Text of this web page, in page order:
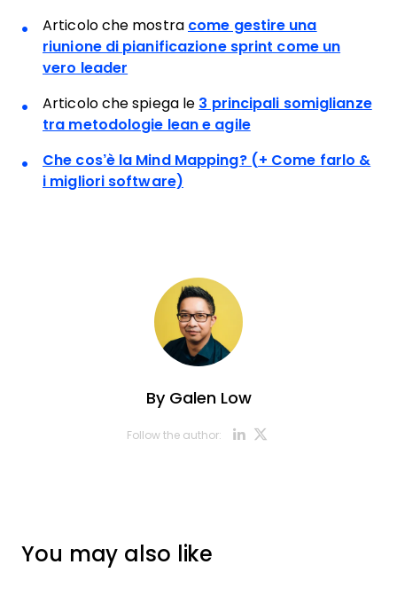
Articolo che mostra come gestire una
riunione di pianificazione sprint come un
vero leader
Articolo che spiega le 3 principali somiglianze
tra metodologie lean e agile
Che cos’è la Mind Mapping? (+ Come farlo &
i migliori software)
ByGalen Low
Follow the author: Opens new
You may also like